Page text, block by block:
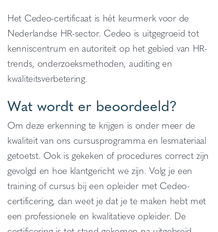
Het Cedeo-certificaat is hét keurmerk voor de
Nederlandse HR-sector. Cedeo is uitgegroeid tot
kenniscentrum en autoriteit op het gebied van HR-
trends, onderzoeksmethoden, auditing en
kwaliteitsverbetering.
Wat wordt er beoordeeld?
Om deze erkenning te krijgen is onder meer de
kwaliteit van ons cursusprogramma en lesmateriaal
getoetst. Ook is gekeken of procedures correct zijn
gevolgd en hoe klantgericht we zijn. Volg je een
training of cursus bij een opleider met Cedeo-
certificering, dan weet je dat je te maken hebt met
een professionele en kwalitatieve opleider. De